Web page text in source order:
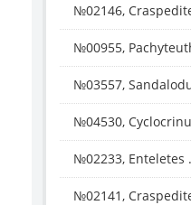
№02146,
№00955,
№03557,
№04530,
№02233, Enteletes
№02141,